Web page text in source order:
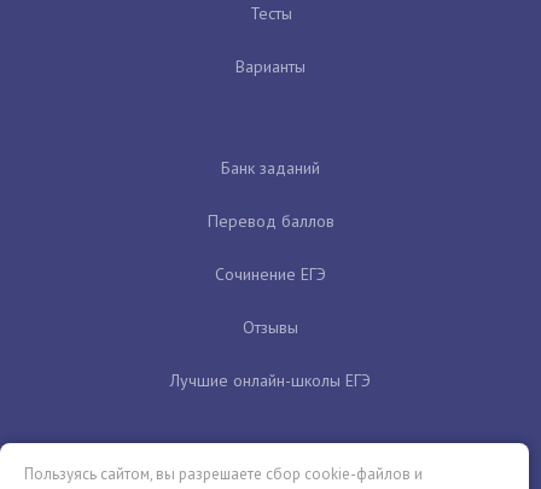
Тесты
Варианты
Банк заданий
Перевод баллов
Сочинение ЕГЭ
Отзывы
Лучшие онлайн-школы ЕГЭ
Пользуясь сайтом, вы разрешаете сбор cookie-файлов и